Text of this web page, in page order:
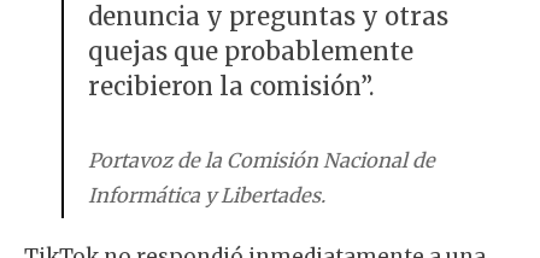
denuncia y preguntas y otras
quejas que probablemente
recibieron la comisión”.
Portavoz de la Comisión Nacional de
Informática y Libertades.